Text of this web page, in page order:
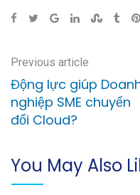
Previous article
Động lực giúp
nghiệp SME chuyển
đổi Cloud?
You May Also